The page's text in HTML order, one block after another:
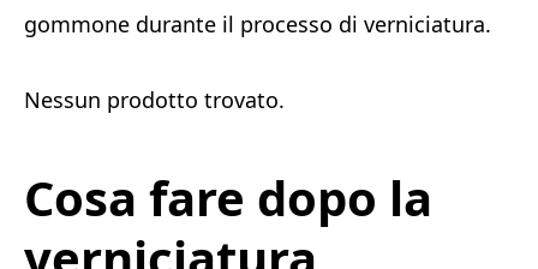
gommone durante il processo di verniciatura.
Nessun prodotto trovato.
Cosa fare dopo la